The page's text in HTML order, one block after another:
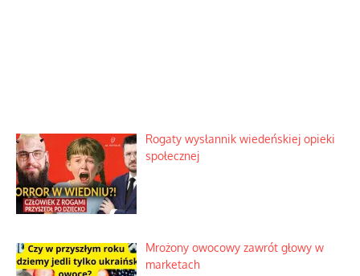
Rogaty wysłannik wiedeńskiej opieki
społecznej
Mrożony owocowy zawrót głowy w
marketach